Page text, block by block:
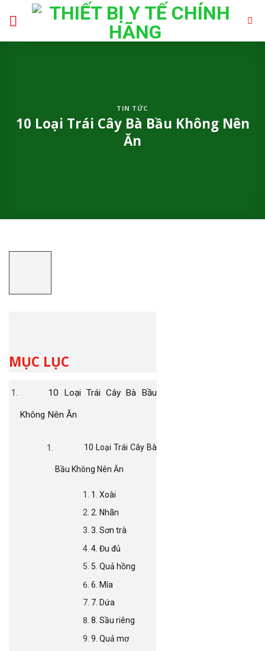
TIN TỨC
10 Loại Trái Cây Bà Bầu Không Nên
Ăn
MỤC LỤC
10 Loại Trái Cây Bà Bầu
Không Nên Ăn
10 Loại Trái Cây Bà
Bầu Không Nên Ăn
1. Xoài
2. Nhãn
3. Sơn trà
4. Đu đủ
5. Quả hồng
6. Mía
7. Dứa
8. Sầu riêng
9. Quả mơ